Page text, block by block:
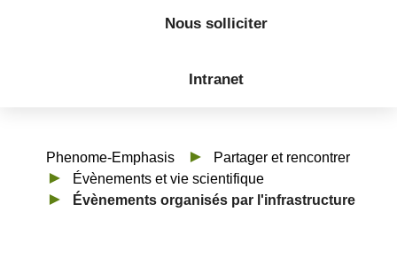
Nous solliciter
Intranet
Phenome-Emphasis
Partager et rencontrer
Évènements et vie scientifique
Évènements organisés par l'infrastructure